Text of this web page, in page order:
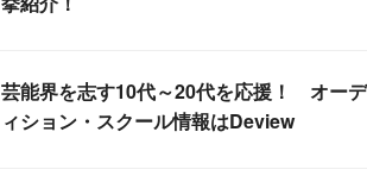
芸能界を志す10代～20代を応援！ オーデ
ィション・スクール情報はDeview